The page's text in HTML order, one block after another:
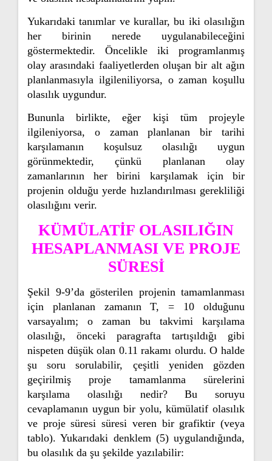
Yukarıdaki tanımlar ve kurallar, bu iki olasılığın
her birinin nerede uygulanabileceğini
göstermektedir. Öncelikle iki programlanmış
olay arasındaki faaliyetlerden oluşan bir alt ağın
planlanmasıyla ilgileniliyorsa, o zaman koşullu
olasılık uygundur.
Bununla birlikte, eğer kişi tüm projeyle
ilgileniyorsa, o zaman planlanan bir tarihi
karşılamanın koşulsuz olasılığı uygun
görünmektedir, çünkü planlanan olay
zamanlarının her birini karşılamak için bir
projenin olduğu yerde hızlandırılması gerekliliği
olasılığını verir.
KÜMÜLATİF OLASILIĞIN
HESAPLANMASI VE PROJE
SÜRESİ
Şekil 9-9’da gösterilen projenin tamamlanması
için planlanan zamanın T, = 10 olduğunu
varsayalım; o zaman bu takvimi karşılama
olasılığı, önceki paragrafta tartışıldığı gibi
nispeten düşük olan 0.11 rakamı olurdu. O halde
şu soru sorulabilir, çeşitli yeniden gözden
geçirilmiş proje tamamlanma sürelerini
karşılama olasılığı nedir? Bu soruyu
cevaplamanın uygun bir yolu, kümülatif olasılık
ve proje süresi süresi veren bir grafiktir (veya
tablo). Yukarıdaki denklem (5) uygulandığında,
bu olasılık da şu şekilde yazılabilir: